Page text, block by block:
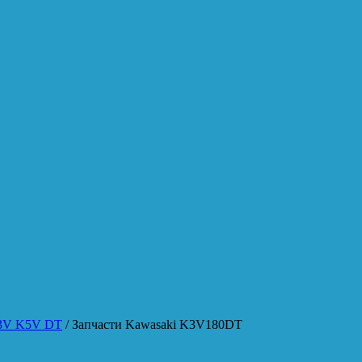
K5V DT / Запчасти Kawasaki K3V180DT